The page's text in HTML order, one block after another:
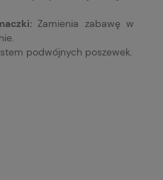
Zamienia zabawę w
podwójnych poszewek.